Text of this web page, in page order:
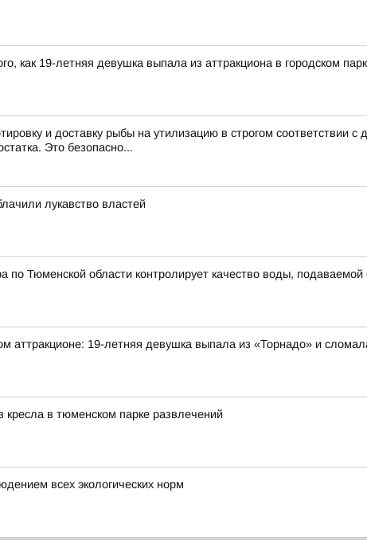
как 19-летняя девушка выпала из аттракциона в городском
и доставку рыбы на утилизацию в строгом
Это безопасно...
лукавство властей
по Тюменской области контролирует качество воды,
аттракционе: 19-летняя девушка выпала из «Торнадо» и
кресла в тюменском парке развлечений
всех экологических норм